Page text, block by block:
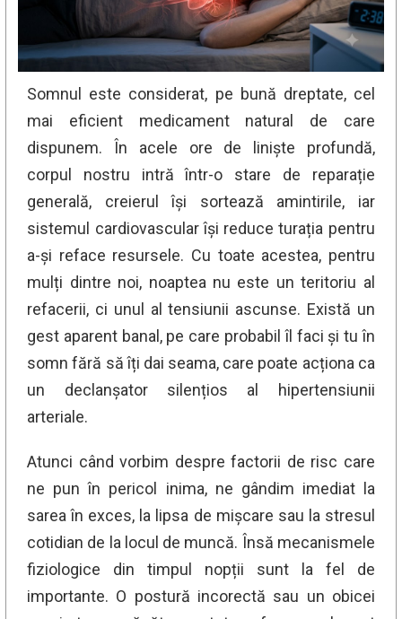
Somnul este considerat, pe bună dreptate, cel
mai eficient medicament natural de care
dispunem. În acele ore de liniște profundă,
corpul nostru intră într-o stare de reparație
generală, creierul își sortează amintirile, iar
sistemul cardiovascular își reduce turația pentru
a-și reface resursele. Cu toate acestea, pentru
mulți dintre noi, noaptea nu este un teritoriu al
refacerii, ci unul al tensiunii ascunse. Există un
gest aparent banal, pe care probabil îl faci și tu în
somn fără să îți dai seama, care poate acționa ca
un declanșator silențios al hipertensiunii
arteriale.
Atunci când vorbim despre factorii de risc care
ne pun în pericol inima, ne gândim imediat la
sarea în exces, la lipsa de mișcare sau la stresul
cotidian de la locul de muncă. Însă mecanismele
fiziologice din timpul nopții sunt la fel de
importante. O postură incorectă sau un obicei